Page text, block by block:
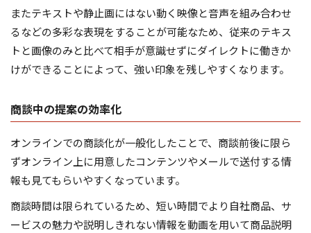
またテキストや静止画にはない動く映像と音声を組み合わせ
るなどの多彩な表現をすることが可能なため、従来のテキス
トと画像のみと比べて相手が意識せずにダイレクトに働きか
けができることによって、強い印象を残しやすくなります。
商談中の提案の効率化
オンラインでの商談化が一般化したことで、商談前後に限ら
ずオンライン上に用意したコンテンツやメールで送付する情
報も見てもらいやすくなっています。
商談時間は限られているため、短い時間でより自社商品、サ
ービスの魅力や説明しきれない情報を動画を用いて商品説明